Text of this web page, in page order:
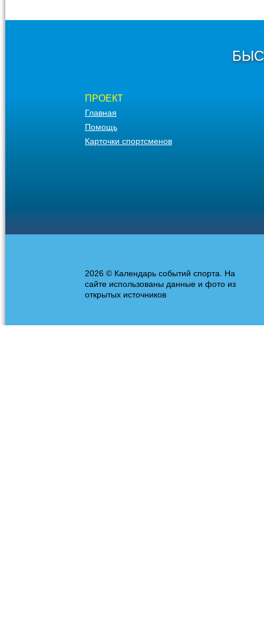
ПРОЕКТ
Главная
Помощь
Карточки спортсменов
2026 © Календарь событий спорта. На
сайте использованы данные и фото из
открытых источников